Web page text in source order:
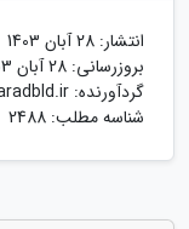
انتشار: 28 آبان 1403
بروزرسانی: 28 آبان 1403
گردآورنده:
شناسه مطلب: 2488